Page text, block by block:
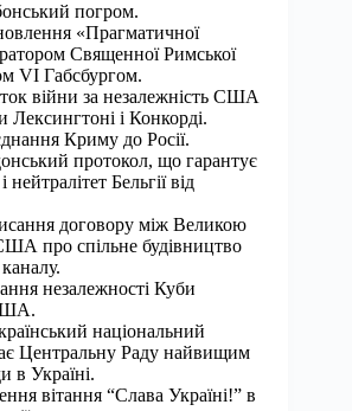
погром.
«Прагматичної
Священної Римської
VI Габсбургом.
війни за незалежність США
Лексингтоні і Конкорді.
Криму до Росії.
протокол, що гарантує
нейтралітет Бельгії від
договору між Великою
про спільне будівництво
незалежності Куби
національний
Центральну Раду найвищим
в Україні.
вітання “Слава Україні!” в